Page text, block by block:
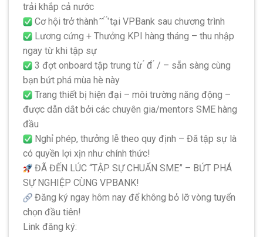
trải khắp cả nước
Cơ hội trở thành ̂ ̂ ́ ̛́ tại VPBank sau chương trình
Lương cứng + Thưởng KPI hàng tháng – thu nhập
ngay từ khi tập sự
3 đợt onboard tập trung từ ́ đ̂́ ́ / – sẵn sàng cùng
bạn bứt phá mùa hè này
Trang thiết bị hiện đại – môi trường năng động –
được dẫn dắt bởi các chuyên gia/mentors SME hàng
đầu
Nghỉ phép, thưởng lễ theo quy định – Đã tập sự là
có quyền lợi xịn như chính thức!
ĐÃ ĐẾN LÚC “TẬP SỰ CHUẨN SME” – BỨT PHÁ
SỰ NGHIỆP CÙNG VPBANK!
Đăng ký ngay hôm nay để không bỏ lỡ vòng tuyển
chọn đầu tiên!
Link đăng ký: